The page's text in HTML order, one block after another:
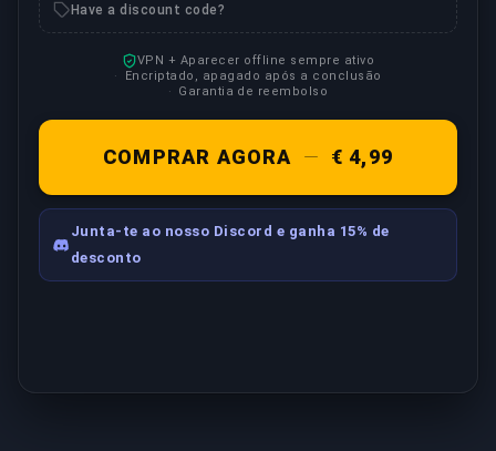
Have a discount code?
VPN + Aparecer offline sempre ativo
Encriptado, apagado após a conclusão
Garantia de reembolso
COMPRAR AGORA — € 4,99
Junta-te ao nosso Discord e ganha 15% de
desconto